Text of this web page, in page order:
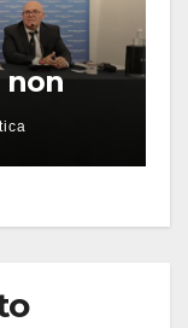
non